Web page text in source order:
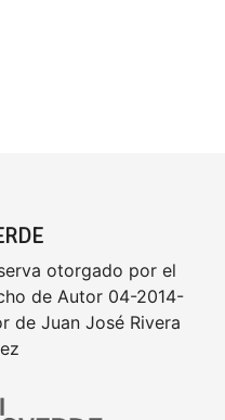
otorgado por el
de Autor 04-2014-
de Juan José Rivera